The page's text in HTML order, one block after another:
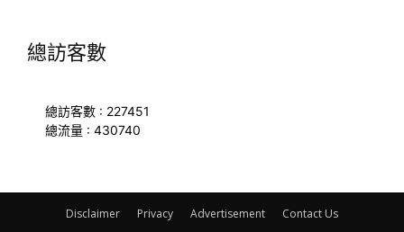
總訪客數
總訪客數 : 227451
總流量 : 430740
Disclaimer Privacy Advertisement Contact Us